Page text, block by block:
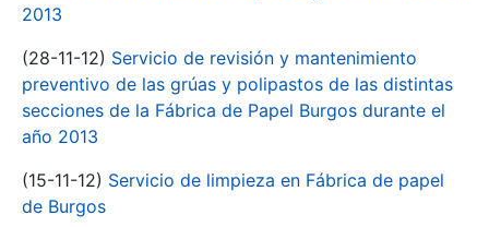
2013
(28-11-12) Servicio de revisión y mantenimiento
preventivo de las grúas y polipastos de las distintas
secciones de la Fábrica de Papel Burgos durante el
año 2013
(15-11-12) Servicio de limpieza en Fábrica de papel
de Burgos